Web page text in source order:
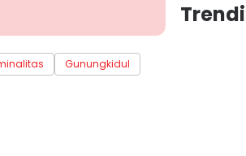
Gunungkidul